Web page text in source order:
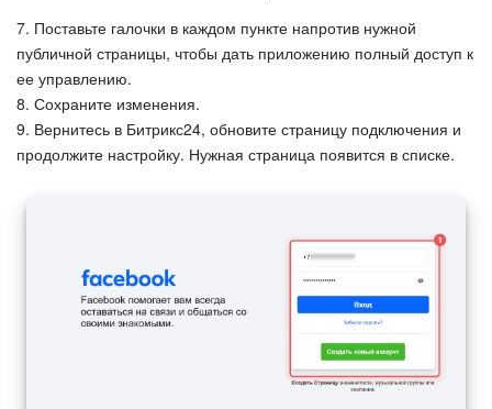
Настройки
Виджет сотрудника
Телефония
Приложение Битрикс24
Общие вопросы
7. Поставьте галочки в каждом пункте напротив нужной
публичной страницы, чтобы дать приложению полный доступ к
ее управлению.
8. Сохраните изменения.
9. Вернитесь в Битрикс24, обновите страницу подключения и
продолжите настройку. Нужная страница появится в списке.